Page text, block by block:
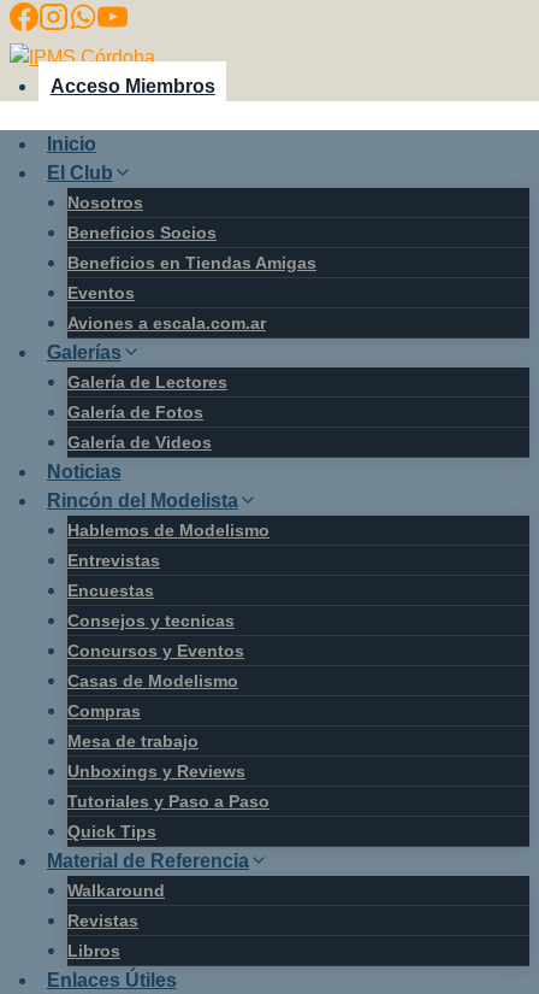
Saltar
al
contenido
Acceso Miembros
Inicio
El Club
Nosotros
Beneficios Socios
Beneficios en Tiendas Amigas
Eventos
Aviones a escala.com.ar
Galerías
Galería de Lectores
Galería de Fotos
Galería de Videos
Noticias
Rincón del Modelista
Hablemos de Modelismo
Entrevistas
Encuestas
Consejos y tecnicas
Concursos y Eventos
Casas de Modelismo
Compras
Mesa de trabajo
Unboxings y Reviews
Tutoriales y Paso a Paso
Quick Tips
Material de Referencia
Walkaround
Revistas
Libros
Enlaces Útiles